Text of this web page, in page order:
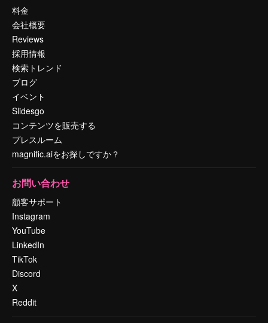
料金
会社概要
Reviews
採用情報
検索トレンド
ブログ
イベント
Slidesgo
コンテンツを販売する
プレスルーム
magnific.aiをお探しですか？
お問い合わせ
顧客サポート
Instagram
YouTube
LinkedIn
TikTok
Discord
X
Reddit